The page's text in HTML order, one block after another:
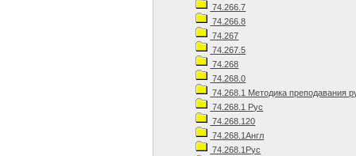
74.266.7
74.266.8
74.267
74.267.5
74.268
74.268.0
74.268.1 Методика преподавания
74.268.1 Рус
74.268.120
74.268.1Англ
74.268.1Рус